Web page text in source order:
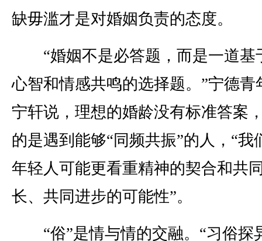
缺毋滥才是对婚姻负责的态度。
“婚姻不是必答题，而是一道基
心智和情感共鸣的选择题。”宁德青
宁轩说，理想的婚龄没有标准答案
的是遇到能够“同频共振”的人，“我
年轻人可能更看重精神的契合和共
长、共同进步的可能性”。
“俗”是情与情的交融。“习俗探